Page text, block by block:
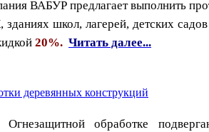
ВАБУР предлагает выполнить
школ, лагерей, детских
20%. Читать далее...
деревянных конструкций
Огнезащитной обработке